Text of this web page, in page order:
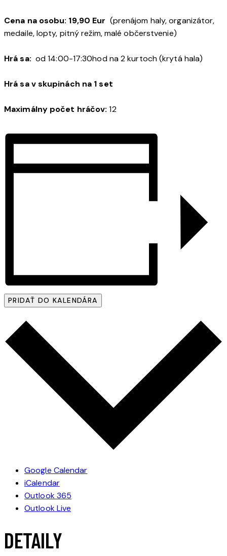
Cena na osobu: 19,90 Eur (prenájom haly, organizátor,
medaile, lopty, pitný režim, malé občerstvenie)
Hrá sa: od 14:00-17:30hod na 2 kurtoch (krytá hala)
Hrá sa v skupinách na 1 set
Maximálny počet hráčov: 12
PRIDAŤ DO KALENDÁRA
Google Calendar
iCalendar
Outlook 365
Outlook Live
DETAILY